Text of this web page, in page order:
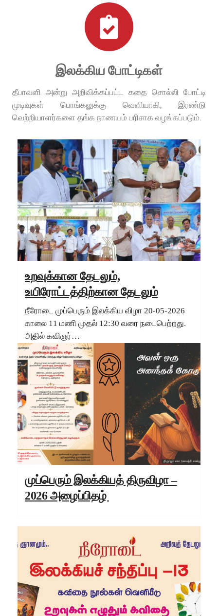
இலக்கிய போட்டிகள்
தீபாவளி அன்று அறிவிக்கப்பட்ட கதை சொல்லி போட்டி
முடிவுகள் பொங்கலுக்கு வெளியாகி, இரண்டு
வெற்றியாளர்களை தங்க நாணயம் பரிசாக வழங்கப்படும்.
உறவுக்கான தேடலும்,
உயிரோட்டத்திற்கான தேடலும்
நீரோடை முப்பெரும் இலக்கிய விழா 20-05-2026
காலை 11 மணி முதல் 12:30 வரை நடைபெற்றது.
அதில் கவிஞர்…
முப்பெரும் இலக்கியத் திருவிழா –
2026 அழைப்பிதழ்